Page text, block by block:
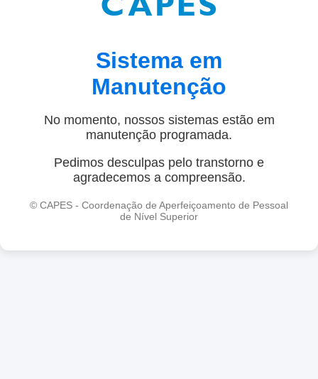
Sistema em
Manutenção
No momento, nossos sistemas estão em
manutenção programada.
Pedimos desculpas pelo transtorno e
agradecemos a compreensão.
© CAPES - Coordenação de Aperfeiçoamento de Pessoal
de Nível Superior